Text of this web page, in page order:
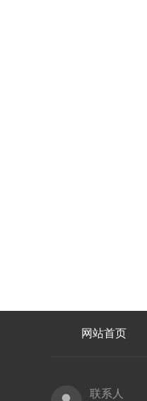
网站首页
联系人